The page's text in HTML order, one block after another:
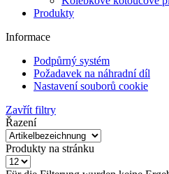
Informace
Podpůrný systém
Požadavek na náhradní díl
Nastavení souborů cookie
Zavřít filtry
Řazení
Produkty na stránku
Für die Filterung wurden keine
Produkty na stránku